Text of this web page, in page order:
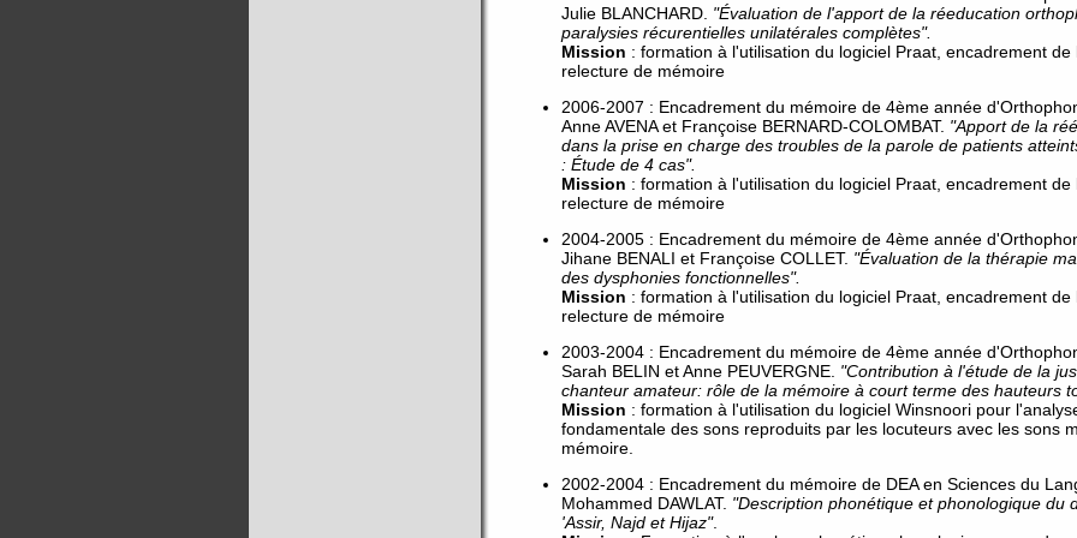
Julie BLANCHARD. "Évaluation de l'apport de la réeducation
paralysies récurentielles unilatérales complètes".
Mission : formation à l'utilisation du logiciel Praat, encadrement
relecture de mémoire
2006-2007 : Encadrement du mémoire de 4ème année
Anne AVENA et Françoise BERNARD-COLOMBAT. "Apport de la
dans la prise en charge des troubles de la parole de patients
: Étude de 4 cas".
Mission : formation à l'utilisation du logiciel Praat, encadrement
relecture de mémoire
2004-2005 : Encadrement du mémoire de 4ème année
Jihane BENALI et Françoise COLLET. "Évaluation de la thérapie
des dysphonies fonctionnelles".
Mission : formation à l'utilisation du logiciel Praat, encadrement
relecture de mémoire
2003-2004 : Encadrement du mémoire de 4ème année
Sarah BELIN et Anne PEUVERGNE. "Contribution à l'étude de la
chanteur amateur: rôle de la mémoire à court terme des hauteurs
Mission : formation à l'utilisation du logiciel Winsnoori pour
fondamentale des sons reproduits par les locuteurs avec les sons
mémoire.
2002-2004 : Encadrement du mémoire de DEA en Sciences du
Mohammed DAWLAT. "Description phonétique et phonologique du
'Assir, Najd et Hijaz".